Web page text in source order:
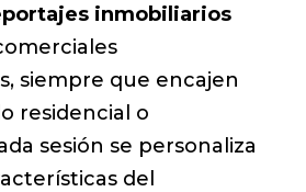
inmobiliarios
siempre que encajen
residencial o
sesión se personaliza
del